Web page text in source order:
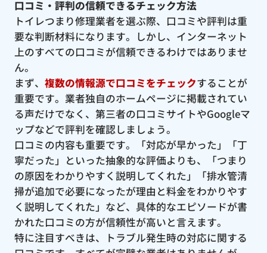
口コミ・評判の信頼できるチェック方法
トイレつまり修理業者を選ぶ際、口コミや評判は重
要な判断材料になります。しかし、インターネット
上のすべての口コミが信頼できるわけではありませ
ん。
まず、 複数の情報源で口コミをチェックすることが
重要です。業者独自のホームページに掲載されてい
る声だけでなく、第三者の口コミサイトやGoogleマ
ップなどで評判を確認しましょう。
口コミの内容も重要です。「対応が早かった」「丁
寧だった」といった抽象的な評価よりも、「つまり
の原因をわかりやすく説明してくれた」「排水管清
掃が追加で必要になったが理由と料金をわかりやす
く説明してくれた」など、具体的なエピソードが書
かれた口コミの方が信頼性が高いと言えます。
特に注目すべきは、トラブル発生時の対応に関する